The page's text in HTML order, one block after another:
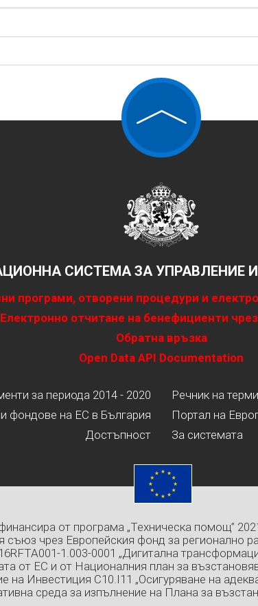
СИСТЕМА ЗА УПРАВЛЕНИЕ
програми, отворени процедури и
Електронно отчитане на бенефициенти
Обратна връзка
Open Data API Documentation
за периода 2014 - 2020
фондове на ЕС в България
Достъпност
Речник на
Портал на
За системата
от програма „Техническа помощ”
съюз чрез Европейския фонд за регионално
1.003-0001 „Дигитална
от ЕС и от Националния план за
на Инвестиция C10.I11 „Осигуряване на
среда за изпълнение на Плана за